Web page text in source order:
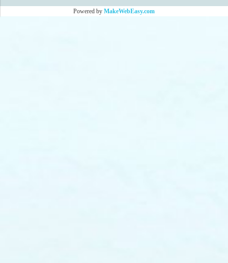
Powered by MakeWebEasy.com